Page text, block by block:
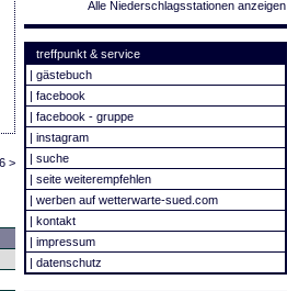
>
Alle Niederschlagsstationen anzeigen
treffpunkt & service
| gästebuch
| facebook
| facebook - gruppe
| instagram
| suche
| seite weiterempfehlen
| werben auf wetterwarte-sued.com
| kontakt
| impressum
| datenschutz